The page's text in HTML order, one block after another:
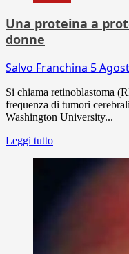
Una proteina a
donne
Salvo Franchina 5
Si chiama retinoblastoma
frequenza di tumori
Washington University...
Leggi tutto